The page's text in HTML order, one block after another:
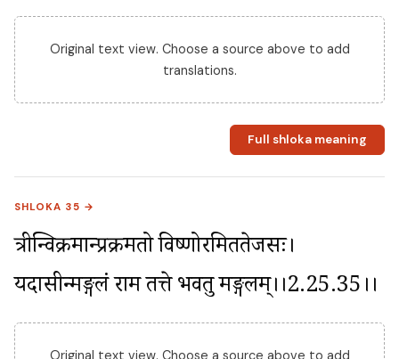
Original text view. Choose a source above to add
translations.
Full shloka meaning
SHLOKA 35 →
त्रीन्विक्रमान्प्रक्रमतो विष्णोरमिततेजसः।
यदासीन्मङ्गलं राम तत्ते भवतु मङ्गलम्।।2.25.35।।
Original text view. Choose a source above to add